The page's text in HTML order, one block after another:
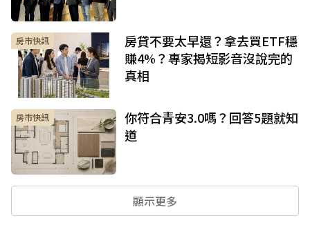
房市快訊
房貸不要太早還？拿去買ETF穩
賺4%？專家揭短影音沒說完的
真相
房市快訊
你符合青安3.0嗎？回答5題就知
道
顯示更多